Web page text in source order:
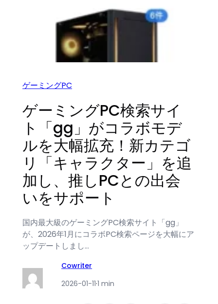
ゲーミングPC
ゲーミングPC検索サイ
ト「gg」がコラボモデ
ルを大幅拡充！新カテゴ
リ「キャラクター」を追
加し、推しPCとの出会
いをサポート
国内最大級のゲーミングPC検索サイト「gg」
が、2026年1月にコラボPC検索ページを大幅にア
ップデートしまし…
Cowriter
2026-01-11·1 min